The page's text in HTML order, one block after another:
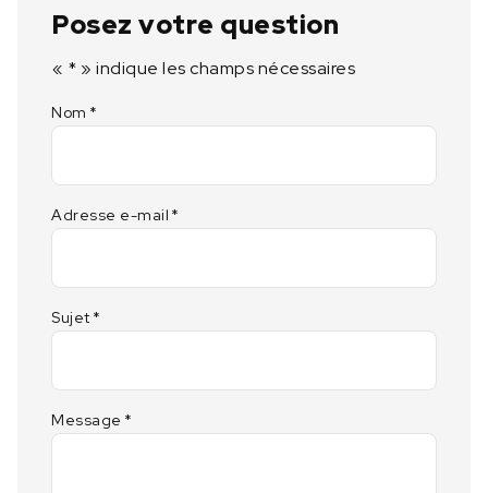
Posez votre question
« * » indique les champs nécessaires
Nom *
Adresse e-mail *
Sujet *
Message *